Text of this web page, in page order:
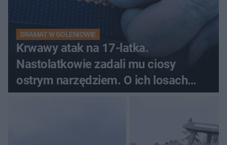
DRAMAT W GOLENIOWIE
Krwawy atak na 17-latka.
Nastolatkowie zadali mu ciosy
ostrym narzędziem. O ich losach
zdecyduje sąd rodzinny